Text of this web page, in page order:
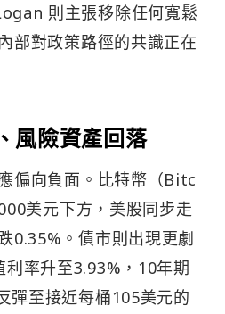
則主張移除任何寬鬆
部對政策路徑的共識正在
風險資產回落
偏向負面。比特幣（Bitc
美元下方，美股同步走
0.35%。債市則出現更劇
率升至3.93%，10年期
彈至接近每桶105美元的